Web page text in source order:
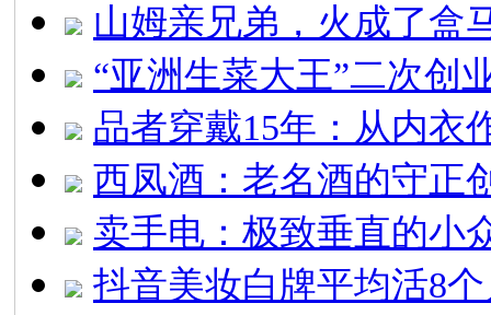
山姆亲兄弟，火成了盒
“亚洲生菜大王”二次创
品者穿戴15年：从内衣
西凤酒：老名酒的守正
卖手电：极致垂直的小
抖音美妆白牌平均活8